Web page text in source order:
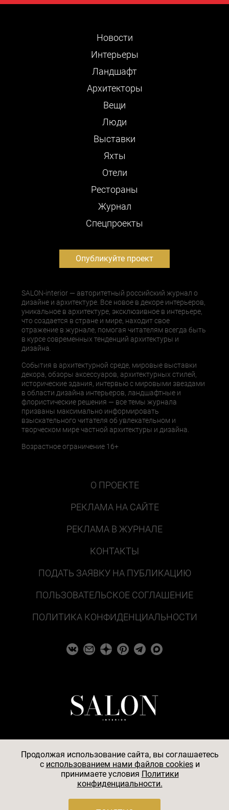
Новости
Интерьеры
Ландшафт
Архитекторы
Вещи
Люди
Выставки
Яхты
Отели
Рестораны
Журнал
Cпецпроекты
Опубликуйте проект
SALON-interior — авторитетный российский журнал о
дизайне и архитектуре. Все новое в декоре интерьеров,
уникальное в архитектуре, эксклюзивное в интерьере,
что создается в стране и мире, находит свое
отражение в журнале, помогая читателям всегда быть
в курсе современных тенденций архитектуры и
дизайна.
События в архитектурной среде, мировые выставки
декора, обзоры аксессуаров, архитектурных стилей,
исторические здания, интервью с мировыми звездами
в области дизайна интерьеров, ландшафтные и
флористические решения — все темы журнала
призваны максимально информировать
взыскательного читателя об увлекательном и
творческом мире частной архитектуры и дизайна.
Возрастное ограничение 16+
О ПРОЕКТЕ
РЕКЛАМА НА САЙТЕ
РЕКЛАМА В ЖУРНАЛЕ
КОНТАКТЫ
ПОДАТЬ ЗАЯВКУ НА ПУБЛИКАЦИЮ
ПОЛЬЗОВАТЕЛЬСКОЕ СОГЛАШЕНИЕ
ПОЛИТИКА КОНФИДЕНЦИАЛЬНОСТИ
© 2026
АО «БКМ», ОГРН 1027739494584, ИНН 7705056238,
127018, Москва, ул. Полковая, д. 3, стр. 4, помещение I,
Продолжая использование сайта, вы соглашаетесь
c использованием нами файлов cookiesи
принимаете условия Политики
конфиденциальности.